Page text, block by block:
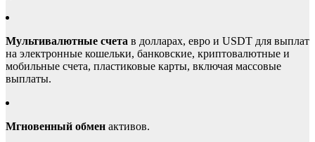
Мультивалютные счета в долларах, евро и USDT для выплат
на электронные кошельки, банковские, криптовалютные и
мобильные счета, пластиковые карты, включая массовые
выплаты.
Мгновенный обмен активов.